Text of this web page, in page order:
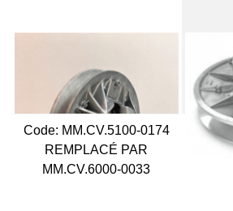
Code: MM.CV.5100-0174
REMPLACÉ PAR
MM.CV.6000-0033